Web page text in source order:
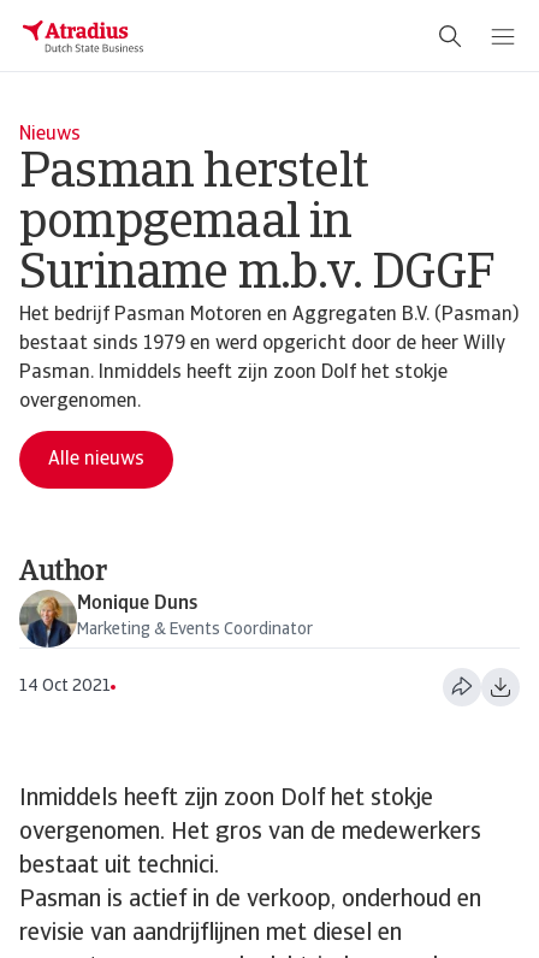
Nieuws
Pasman herstelt
pompgemaal in
Suriname m.b.v. DGGF
Het bedrijf Pasman Motoren en Aggregaten B.V. (Pasman)
bestaat sinds 1979 en werd opgericht door de heer Willy
Pasman. Inmiddels heeft zijn zoon Dolf het stokje
overgenomen.
Alle nieuws
Author
Monique Duns
Marketing & Events Coordinator
14 Oct 2021
Inmiddels heeft zijn zoon Dolf het stokje
overgenomen. Het gros van de medewerkers
bestaat uit technici.
Pasman is actief in de verkoop, onderhoud en
revisie van aandrijflijnen met diesel en